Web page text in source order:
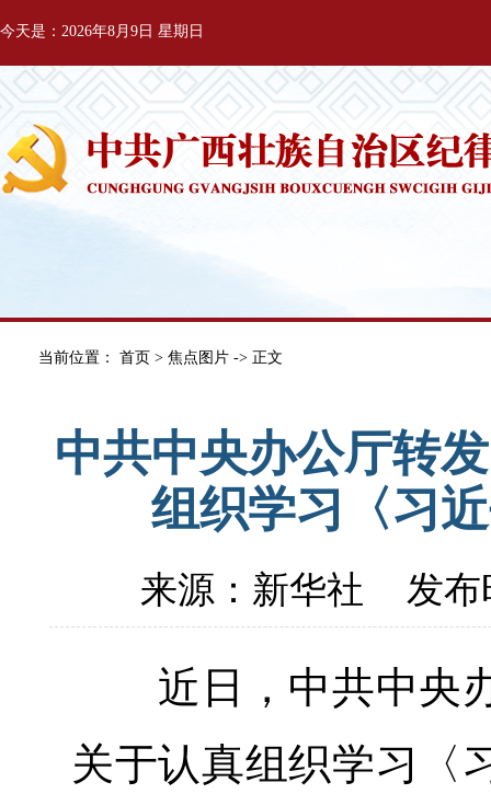
今天是：2026年8月9日 星期日
当前位置： 首页 > 焦点图片 -> 正文
中共中央办公厅转
组织学习〈习
来源：新华社 发布
近日，中共中央办
关于认真组织学习〈